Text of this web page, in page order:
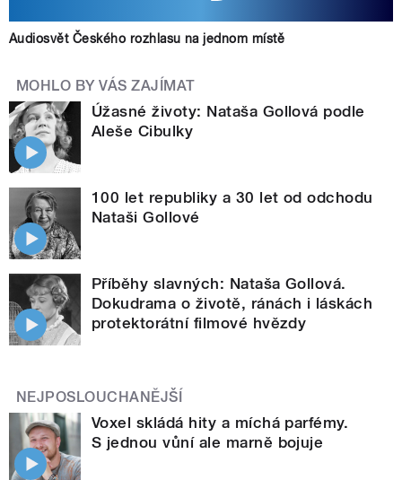
Audiosvět Českého rozhlasu na jednom místě
MOHLO BY VÁS ZAJÍMAT
Úžasné životy: Nataša Gollová podle
Aleše Cibulky
100 let republiky a 30 let od odchodu
Nataši Gollové
Příběhy slavných: Nataša Gollová.
Dokudrama o životě, ránách i láskách
protektorátní filmové hvězdy
NEJPOSLOUCHANĚJŠÍ
Voxel skládá hity a míchá parfémy.
S jednou vůní ale marně bojuje